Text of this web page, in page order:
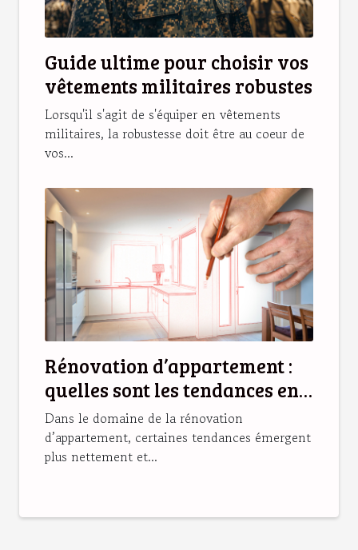
Guide ultime pour choisir vos
vêtements militaires robustes
Lorsqu'il s'agit de s'équiper en vêtements
militaires, la robustesse doit être au coeur de
vos...
Rénovation d’appartement :
quelles sont les tendances en
2025 ?
Dans le domaine de la rénovation
d’appartement, certaines tendances émergent
plus nettement et...